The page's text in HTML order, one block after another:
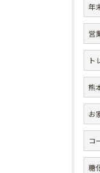
年
営
ト
熊
お
コ
糖